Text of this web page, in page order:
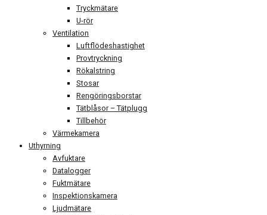
Tryckmätare
U-rör
Ventilation
Luftflödeshastighet
Provtryckning
Rökalstring
Stosar
Rengöringsborstar
Tätblåsor – Tätplugg
Tillbehör
Värmekamera
Uthyrning
Avfuktare
Datalogger
Fuktmätare
Inspektionskamera
Ljudmätare